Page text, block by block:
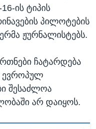
ის ტიპის
პილოტების
ჟურნალისტებს.
ჩატარდება
ევროპულ
შესაძლოა
არ დაიყოს.